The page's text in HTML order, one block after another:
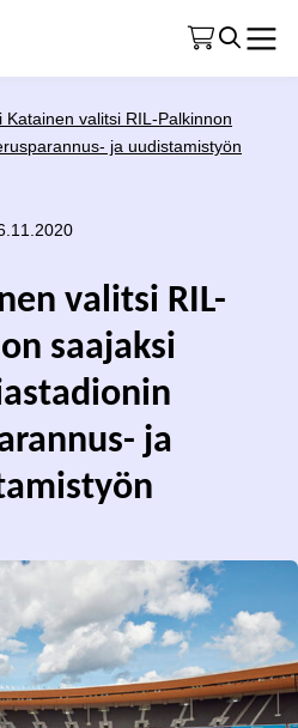
Katainen valitsi RIL-Palkinnon
ja uudistamistyön
valitsi RIL-
saajaksi
ja